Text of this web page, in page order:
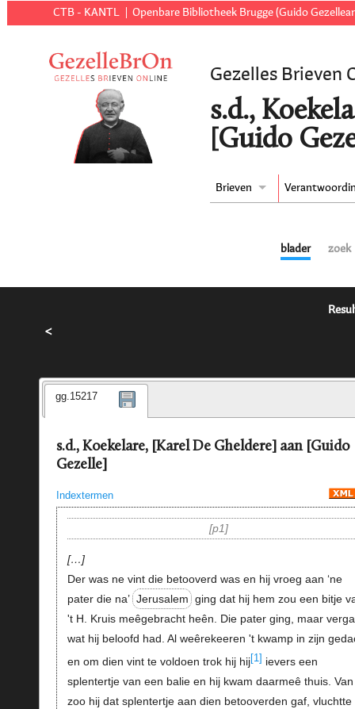
CTB - KANTL Openbare Bibliotheek Brugge (Guido
Gezelles Brieven
s.d.,
[Guido
Brieven
blader zoek
<
gg.15217
s.d., Koekelare, [Karel De Gheldere] aan [Guido
Gezelle]
Indextermen
p1
…
Der was ne vint die betooverd was en hij vroeg aan ‘ne
pater die na’ Jerusalem ging dat hij hem zou een bitje
't H. Kruis meêgebracht heên. Die pater ging, maar
wat hij beloofd had. Al weêrekeeren 't kwamp in zijn
en om dien vint te voldoen trok hij hij[1] ievers een
splentertje van een balie en hij kwam daarmeê thuis. Van
zoo hij dat splentertje aan dien betooverden gaf, vluchtte